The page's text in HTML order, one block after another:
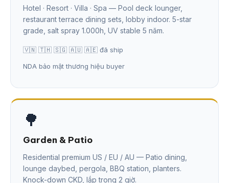
Hotel · Resort · Villa · Spa — Pool deck lounger,
restaurant terrace dining sets, lobby indoor. 5-star
grade, salt spray 1.000h, UV stable 5 năm.
🇻🇳 🇹🇭 🇸🇬 🇦🇺 🇦🇪 đã ship
NDA bảo mật thương hiệu buyer
🌳
Garden & Patio
Residential premium US / EU / AU — Patio dining,
lounge daybed, pergola, BBQ station, planters.
Knock-down CKD, lắp trong 2 giờ.